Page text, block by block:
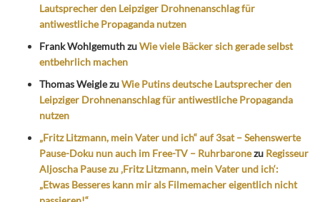
Lautsprecher den Leipziger Drohnenanschlag für
antiwestliche Propaganda nutzen
Frank WohlgemuthzuWie viele Bäcker sich gerade selbst
entbehrlich machen
Thomas WeiglezuWie Putins deutsche Lautsprecher den
Leipziger Drohnenanschlag für antiwestliche Propaganda
nutzen
„Fritz Litzmann, mein Vater und ich“ auf 3sat – Sehenswerte
Pause-Doku nun auch im Free-TV – Ruhrbaronezu Regisseur
Aljoscha Pause zu ‚Fritz Litzmann, mein Vater und ich‘:
„Etwas Besseres kann mir als Filmemacher eigentlich nicht